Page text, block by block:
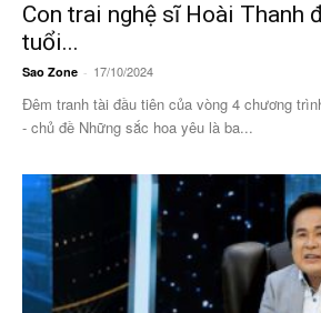
Con trai nghệ sĩ Hoài Thanh
tuổi...
Sao Zone - 17/10/2024
Đêm tranh tài đầu tiên của vòng 4 chương
- chủ đề Những sắc hoa yêu là ba...